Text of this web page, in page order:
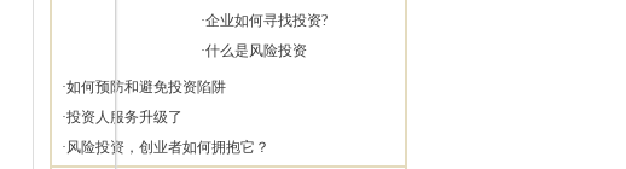
·企业如何寻找投资?
·什么是风险投资
·如何预防和避免投资陷阱
·投资人服务升级了
·风险投资，创业者如何拥抱它？